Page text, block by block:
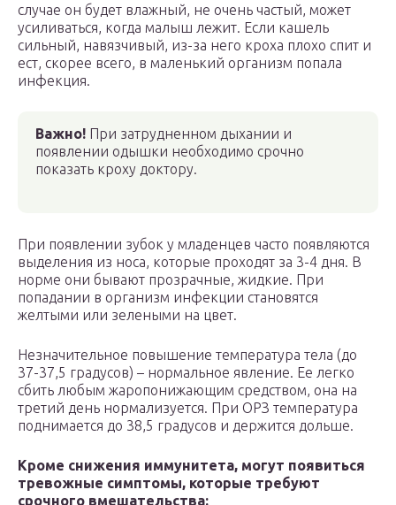
случае он будет влажный, не очень частый, может
усиливаться, когда малыш лежит. Если кашель
сильный, навязчивый, из-за него кроха плохо спит и
ест, скорее всего, в маленький организм попала
инфекция.
Важно! При затрудненном дыхании и
появлении одышки необходимо срочно
показать кроху доктору.
При появлении зубок у младенцев часто появляются
выделения из носа, которые проходят за 3-4 дня. В
норме они бывают прозрачные, жидкие. При
попадании в организм инфекции становятся
желтыми или зелеными на цвет.
Незначительное повышение температура тела (до
37-37,5 градусов) – нормальное явление. Ее легко
сбить любым жаропонижающим средством, она на
третий день нормализуется. При ОРЗ температура
поднимается до 38,5 градусов и держится дольше.
Кроме снижения иммунитета, могут появиться
тревожные симптомы, которые требуют
срочного вмешательства: